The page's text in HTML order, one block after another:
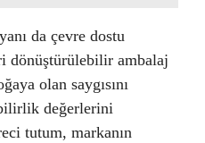
da çevre dostu
dönüştürülebilir ambalaj
olan saygısını
değerlerini
tutum, markanın